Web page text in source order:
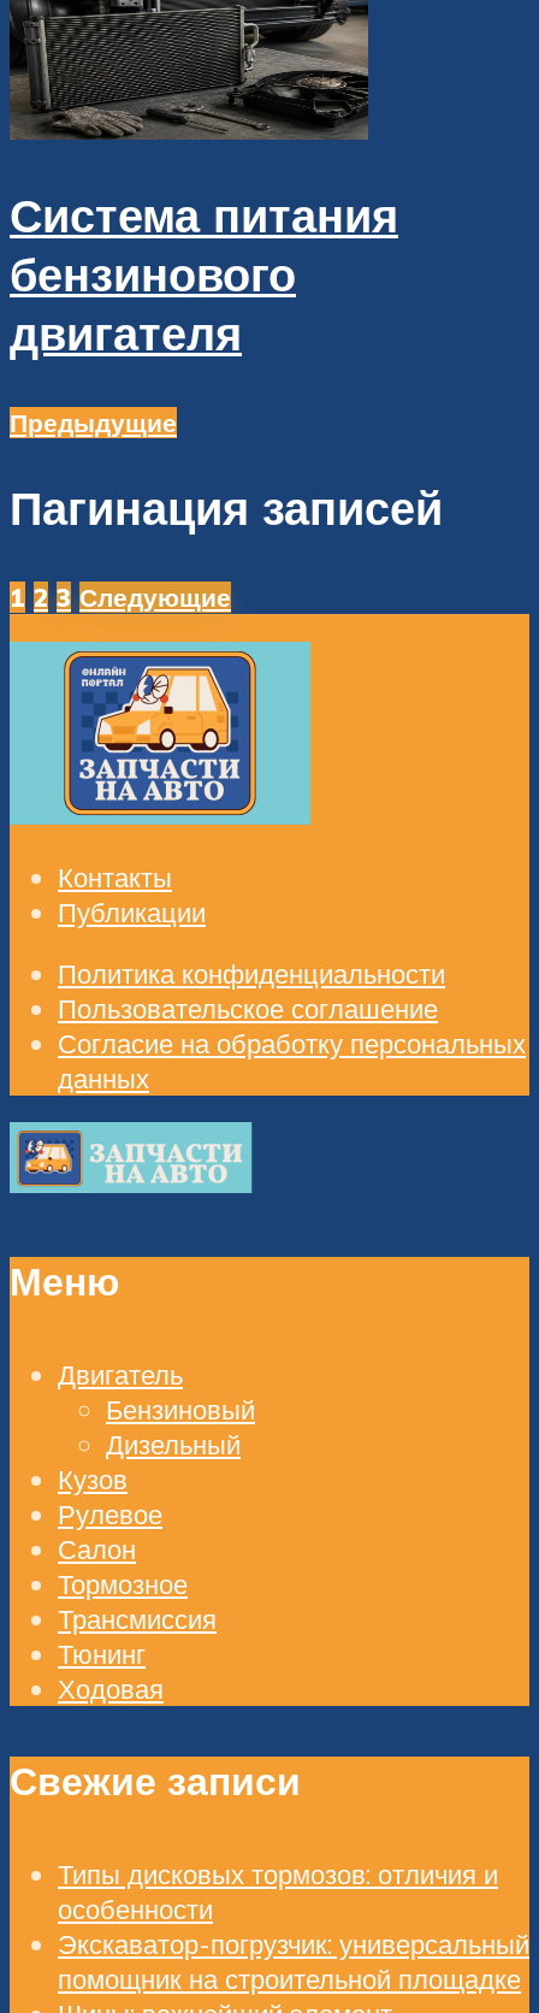
Система питания
бензинового
двигателя
Предыдущие
Пагинация записей
1 2 3 Следующие
Контакты
Публикации
Политика конфиденциальности
Пользовательское соглашение
Согласие на обработку персональных
данных
Меню
Двигатель
Бензиновый
Дизельный
Кузов
Рулевое
Салон
Тормозное
Трансмиссия
Тюнинг
Ходовая
Свежие записи
Типы дисковых тормозов: отличия и
особенности
Экскаватор-погрузчик: универсальный
помощник на строительной площадке